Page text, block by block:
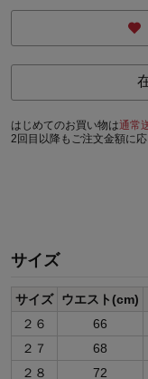
はじめてのお買い物は通常
2回目以降もご注文金額に
サイズ
サイズ ウエスト(cm)
２６
66
２７
68
２８
72